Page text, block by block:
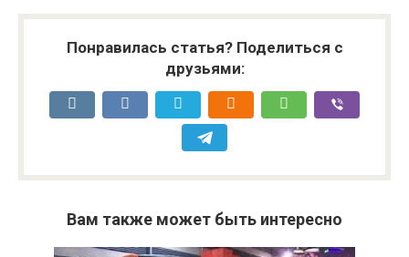
Понравилась статья? Поделиться с
друзьями:
Вам также может быть интересно